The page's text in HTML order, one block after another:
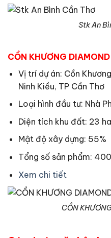
Stk An
CỒN KHƯƠNG
Vị trí dự án: Cồn
Ninh Kiều, TP Cần Thơ
Loại hình đầu tư: Nhà
Diện tích khu đất: 23 ha
Mật độ xây dựng: 55%
Tổng số sản phẩm:
Xem chi tiết
CỒN